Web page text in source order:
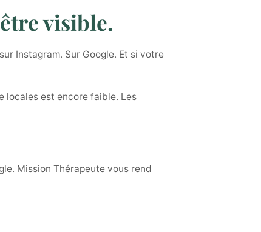
visible.
Instagram. Sur Google. Et si votre
locales est encore faible. Les
Mission Thérapeute vous rend